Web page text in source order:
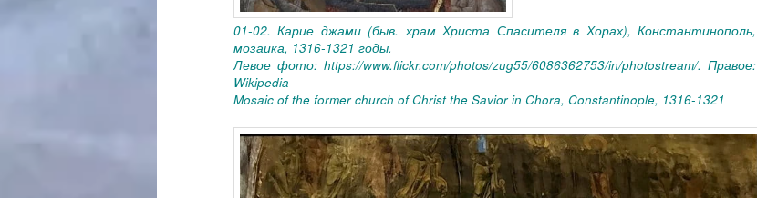
01-02. Карие джами (быв. храм Христа Спасителя в Хорах), Константинополь,
мозаика, 1316-1321 годы.
Левое фото: https://www.flickr.com/photos/zug55/6086362753/in/photostream/. Правое:
Wikipedia
Mosaic of the former church of Christ the Savior in Chora, Constantinople, 1316-1321